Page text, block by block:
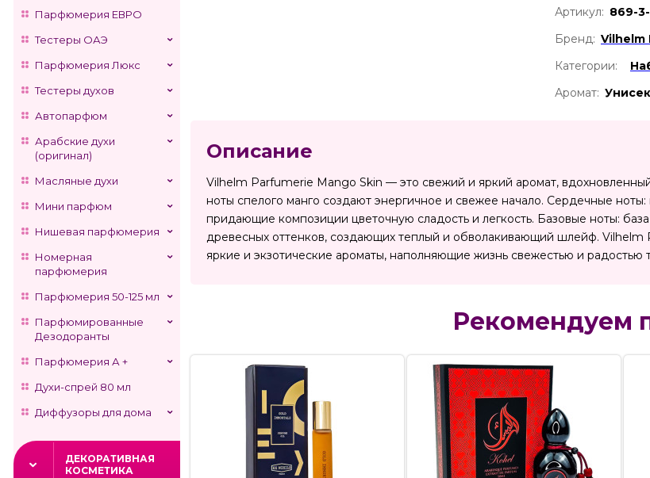
Парфюмерия ЕВРО
Тестеры ОАЭ
Парфюмерия Люкс
Тестеры духов
Автопарфюм
Арабские духи
(оригинал)
Масляные духи
Мини парфюм
Нишевая парфюмерия
Номерная
парфюмерия
Парфюмерия 50-125 мл
Парфюмированные
Дезодоранты
Парфюмерия А +
Духи-спрей 80 мл
Диффузоры для дома
ДЕКОРАТИВНАЯ
КОСМЕТИКА
Артикул: 869-
Бренд: Vilhelm
Категории:
Аромат:
Описание
Vilhelm Parfumerie Mango Skin — это свежий и яркий аромат,
ноты спелого манго создают энергичное и свежее начало. Сердечные
придающие композиции цветочную сладость и легкость. Базовые ноты:
древесных оттенков, создающих теплый и обволакивающий шлейф.
яркие и экзотические ароматы, наполняющие жизнь свежестью и радостью
Рекомендуем